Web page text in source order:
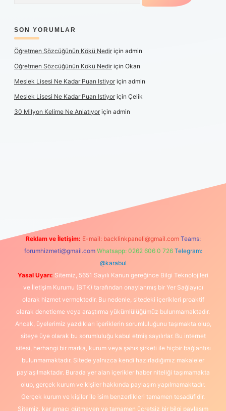
SON YORUMLAR
Öğretmen Sözcüğünün Kökü Nediriçin admin
Öğretmen Sözcüğünün Kökü Nediriçin Okan
Meslek Lisesi Ne Kadar Puan Istiyoriçin admin
Meslek Lisesi Ne Kadar Puan Istiyoriçin Çelik
30 Milyon Kelime Ne Anlatıyoriçin admin
elexbetgiris.org
Reklam ve İletişim: E-mail: backlinkpaneli@gmail.com Teams:
forumhizmeti@gmail.com Whatsapp: 0262 606 0 726 Telegram:
@karabul
Yasal Uyarı: Sitemiz, 5651 Sayılı Kanun gereğince Bilgi Teknolojileri
ve İletişim Kurumu (BTK) tarafından onaylanmış bir Yer Sağlayıcı
olarak hizmet vermektedir. Bu nedenle, sitedeki içerikleri proaktif
olarak denetleme veya araştırma yükümlülüğümüz bulunmamaktadır.
Ancak, üyelerimiz yazdıkları içeriklerin sorumluluğunu taşımakta olup,
siteye üye olarak bu sorumluluğu kabul etmiş sayılırlar. Bu internet
sitesi, herhangi bir marka, kurum veya şahıs şirketi ile hiçbir bağlantısı
bulunmamaktadır. Sitede yalnızca kendi hazırladığımız makaleler
paylaşılmaktadır. Burada yer alan içerikler haber niteliği taşımamakta
olup, gerçek kurum ve kişiler hakkında paylaşım yapılmamaktadır.
Gerçek kurum ve kişiler ile isim benzerlikleri tamamen tesadüfidir.
Sitemiz, kar amacı gütmeyen ve tamamen ücretsiz bir bilgi paylaşım